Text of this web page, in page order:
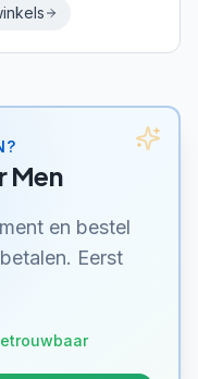
Men
en bestel
Eerst